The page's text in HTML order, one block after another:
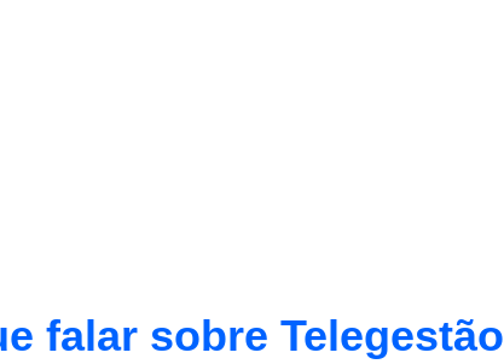
falar sobre Telegestão